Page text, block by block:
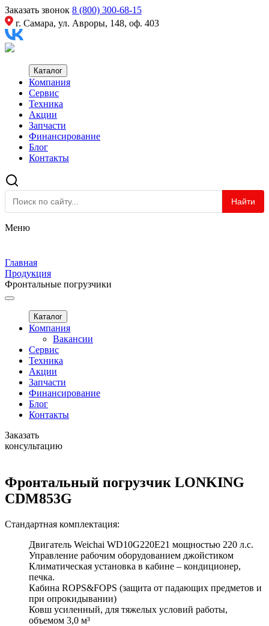
Заказать звонок 8 (800) 300-68-15
г. Самара, ул. Авроры, 148, оф. 403
Каталог
Компания
Сервис
Техника
Акции
Запчасти
Финансирование
Блог
Контакты
Найти
Меню
Главная
Продукция
Фронтальные погрузчики
Каталог
Компания
Вакансии
Сервис
Техника
Акции
Запчасти
Финансирование
Блог
Контакты
Заказать
консультацию
Фронтальный погрузчик LONKING
CDM853G
Стандартная комплектация:
Двигатель Weichai WD10G220E21 мощностью 220 л.с.
Управление рабочим оборудованием джойстиком
Климатическая установка в кабине – кондиционер,
печка.
Кабина ROPS&FOPS (защита от падающих предметов и
при опрокидывании)
Ковш усиленный, для тяжелых условий работы,
объемом 3,0 м³